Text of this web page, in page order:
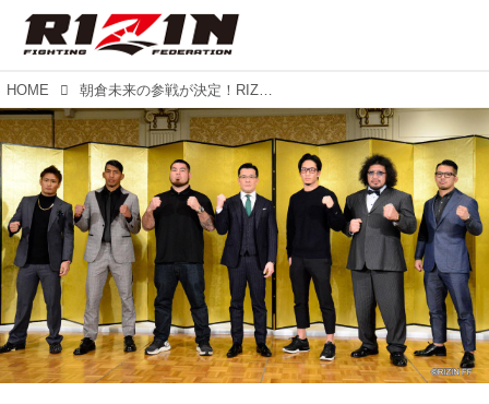
HOME 朝倉未来の参戦が決定！RIZIN.21 公開記者会見